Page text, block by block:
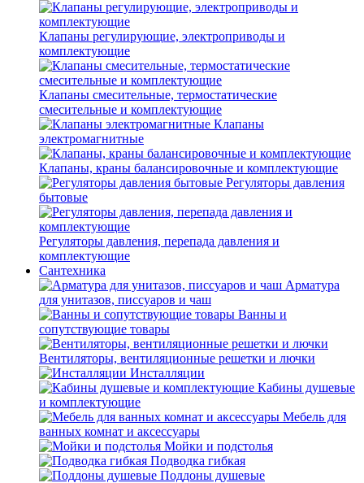
Клапаны регулирующие, электроприводы и
комплектующие
Клапаны смесительные, термостатические
смесительные и комплектующие
Клапаны
электромагнитные
Клапаны, краны балансировочные и комплектующие
Регуляторы давления
бытовые
Регуляторы давления, перепада давления и
комплектующие
Сантехника
Арматура
для унитазов, писсуаров и чаш
Ванны и
сопутствующие товары
Вентиляторы, вентиляционные решетки и лючки
Инсталляции
Кабины душевые
и комплектующие
Мебель для
ванных комнат и аксессуары
Мойки и подстолья
Подводка гибкая
Поддоны душевые